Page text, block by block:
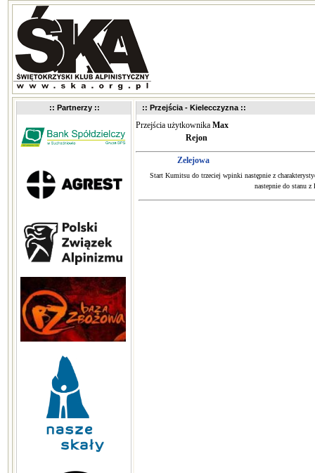
:: Partnerzy :: :: Przejścia - Kielecczyzna ::
Przejścia użytkownika Max
Rejon
Zelejowa
Start Kumitsu do trzeciej wpinki następnie z
nastepnie do stanu z